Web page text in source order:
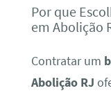
Por que
em Abolição
Contratar um
Abolição RJ